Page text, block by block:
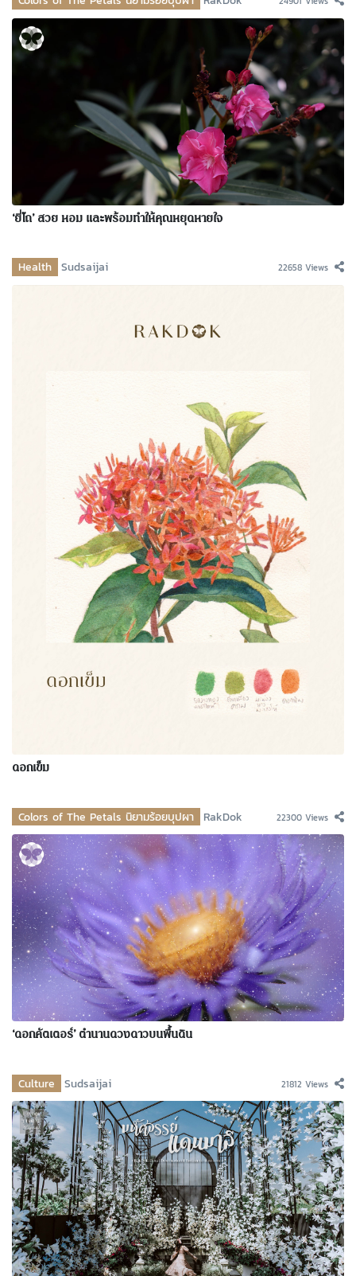
‘ยี่โถ’ สวย หอม และพร้อมทำให้คุณหยุดหายใจ
Health Sudsaijai 22658 Views
ดอกเข็ม
Colors of The Petals นิยามร้อยบุปผา RakDok 22300 Views
‘ดอกคัตเตอร์’ ตำนานดวงดาวบนพื้นดิน
Culture Sudsaijai 21812 Views